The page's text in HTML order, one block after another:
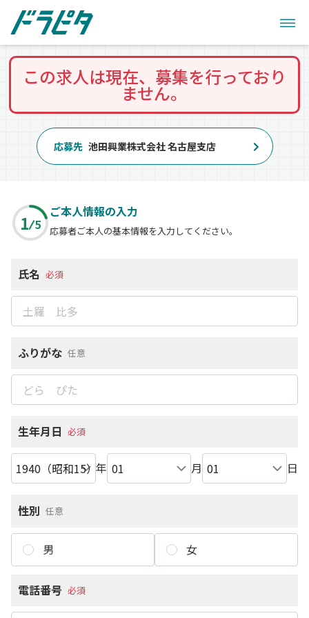
この求人は現在、募集を行っており
ません。
応募先 池田興業株式会社 名古屋支店
1 5
ご本人情報の入力
応募者ご本人の基本情報を入力してください。
氏名 必須
ふりがな 任意
生年月日 必須
年 月 日
性別 任意
男 女
電話番号 必須